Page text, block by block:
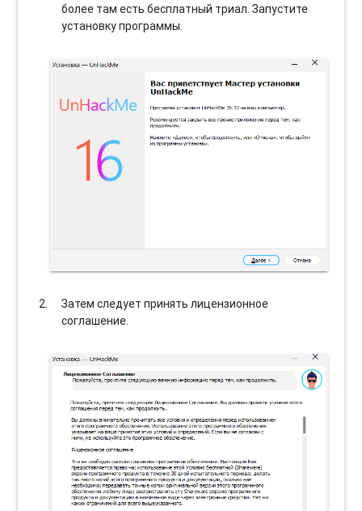
более там есть бесплатный триал. Запустите
установку программы.
Затем следует принять лицензионное
соглашение.